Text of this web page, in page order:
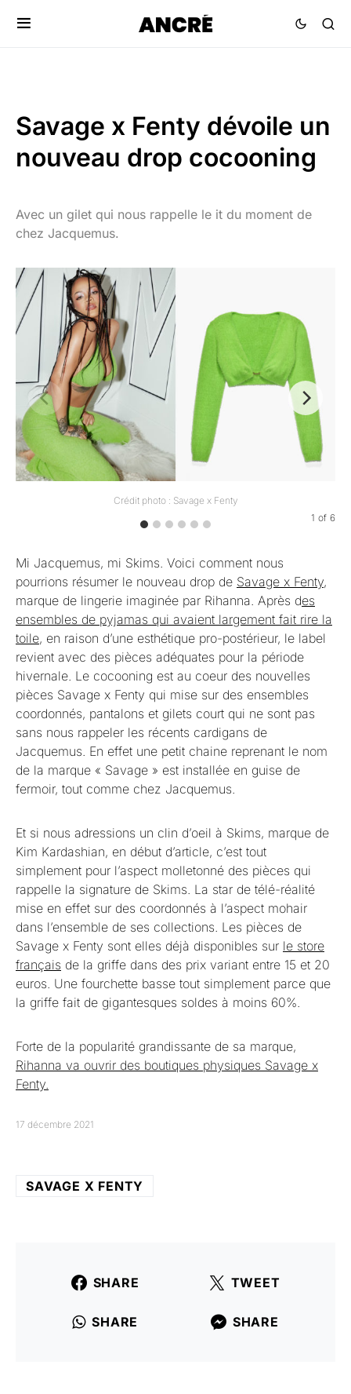
Savage x Fenty dévoile un
nouveau drop cocooning
Avec un gilet qui nous rappelle le it du moment de
chez Jacquemus.
Crédit photo : Savage x Fenty
1 of 6
Mi Jacquemus, mi Skims. Voici comment nous
pourrions résumer le nouveau drop de Savage x Fenty,
marque de lingerie imaginée par Rihanna. Après des
ensembles de pyjamas qui avaient largement fait rire la
toile, en raison d’une esthétique pro-postérieur, le label
revient avec des pièces adéquates pour la période
hivernale. Le cocooning est au coeur des nouvelles
pièces Savage x Fenty qui mise sur des ensembles
coordonnés, pantalons et gilets court qui ne sont pas
sans nous rappeler les récents cardigans de
Jacquemus. En effet une petit chaine reprenant le nom
de la marque « Savage » est installée en guise de
fermoir, tout comme chez Jacquemus.
Et si nous adressions un clin d’oeil à Skims, marque de
Kim Kardashian, en début d’article, c’est tout
simplement pour l’aspect molletonné des pièces qui
rappelle la signature de Skims. La star de télé-réalité
mise en effet sur des coordonnés à l’aspect mohair
dans l’ensemble de ses collections. Les pièces de
Savage x Fenty sont elles déjà disponibles sur le store
français de la griffe dans des prix variant entre 15 et 20
euros. Une fourchette basse tout simplement parce que
la griffe fait de gigantesques soldes à moins 60%.
Forte de la popularité grandissante de sa marque,
Rihanna va ouvrir des boutiques physiques Savage x
Fenty.
17 décembre 2021
SAVAGE X FENTY
SHARE TWEET
SHARE SHARE